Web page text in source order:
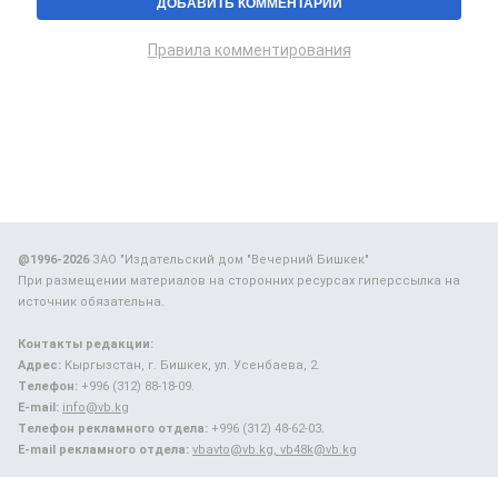
Правила комментирования
@1996-2026ЗАО "Издательский дом "Вечерний Бишкек"
При размещении материалов на сторонних ресурсах гиперссылка на
источник обязательна.
Контакты редакции:
Адрес: Кыргызстан, г. Бишкек, ул. Усенбаева, 2.
Телефон: +996 (312) 88-18-09.
E-mail: info@vb.kg
Телефон рекламного отдела: +996 (312) 48-62-03.
E-mail рекламного отдела: vbavto@vb.kg, vb48k@vb.kg